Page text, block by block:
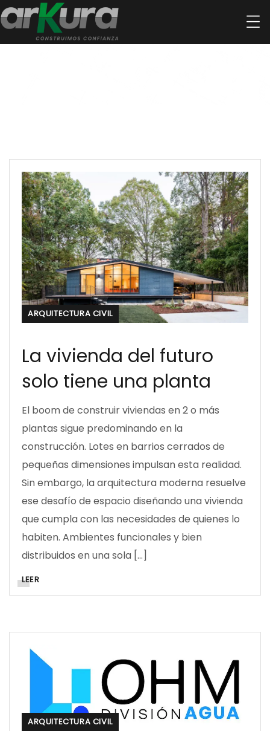
ARQUITECTURA CIVIL
La vivienda del futuro
solo tiene una planta
El boom de construir viviendas en 2 o más
plantas sigue predominando en la
construcción. Lotes en barrios cerrados de
pequeñas dimensiones impulsan esta realidad.
Sin embargo, la arquitectura moderna resuelve
ese desafío de espacio diseñando una vivienda
que cumpla con las necesidades de quienes lo
habiten. Ambientes funcionales y bien
distribuidos en una sola […]
LEER
ARQUITECTURA CIVIL